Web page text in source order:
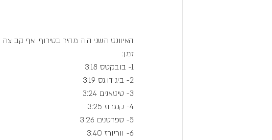
האיוונט השני היה מהיר בטירוף. אף
זמן:
1- בובקטס 3:18
2- ביג דוגס 3:19
3- טיטאנים 3:24
4- קנגרוז 3:25
5- ספרטנים 3:26
6- ווריורז 3:40